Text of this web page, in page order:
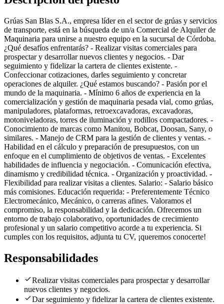
Grúas San Blas S.A., empresa líder en el sector de grúas y servicios
de transporte, está en la búsqueda de un/a Comercial de Alquiler de
Maquinaria para unirse a nuestro equipo en la sucursal de Córdoba.
¿Qué desafíos enfrentarás? - Realizar visitas comerciales para
prospectar y desarrollar nuevos clientes y negocios. - Dar
seguimiento y fidelizar la cartera de clientes existente. -
Confeccionar cotizaciones, darles seguimiento y concretar
operaciones de alquiler. ¿Qué estamos buscando? - Pasión por el
mundo de la maquinaria. - Mínimo 6 años de experiencia en la
comercialización y gestión de maquinaria pesada vial, como grúas,
manipuladores, plataformas, retroexcavadoras, excavadoras,
motoniveladoras, torres de iluminación y rodillos compactadores. -
Conocimiento de marcas como Manitou, Bobcat, Doosan, Sany, o
similares. - Manejo de CRM para la gestión de clientes y ventas. -
Habilidad en el cálculo y preparación de presupuestos, con un
enfoque en el cumplimiento de objetivos de ventas. - Excelentes
habilidades de influencia y negociación. - Comunicación efectiva,
dinamismo y credibilidad técnica. - Organización y proactividad. -
Flexibilidad para realizar visitas a clientes. Salario: - Salario básico
más comisiones. Educación requerida: - Preferentemente Técnico
Electromecánico, Mecánico, o carreras afines. Valoramos el
compromiso, la responsabilidad y la dedicación. Ofrecemos un
entorno de trabajo colaborativo, oportunidades de crecimiento
profesional y un salario competitivo acorde a tu experiencia. Si
cumples con los requisitos, adjunta tu CV, ¡queremos conocerte!
Responsabilidades
Realizar visitas comerciales para prospectar y desarrollar
nuevos clientes y negocios.
Dar seguimiento y fidelizar la cartera de clientes existente.